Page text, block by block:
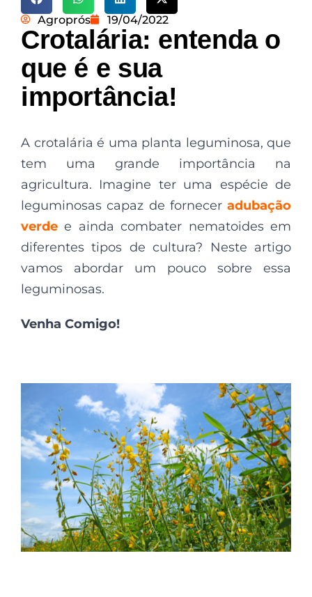
Agroprós 19/04/2022
Crotalária: entenda o
que é e sua
importância!
A crotalária é uma planta leguminosa, que
tem uma grande importância na
agricultura. Imagine ter uma espécie de
leguminosas capaz de fornecer adubação
verde e ainda combater nematoides em
diferentes tipos de cultura? Neste artigo
vamos abordar um pouco sobre essa
leguminosas.
Venha Comigo!